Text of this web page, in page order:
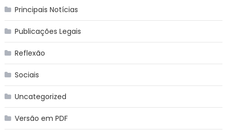
Principais Notícias
Publicações Legais
Reflexão
Sociais
Uncategorized
Versão em PDF